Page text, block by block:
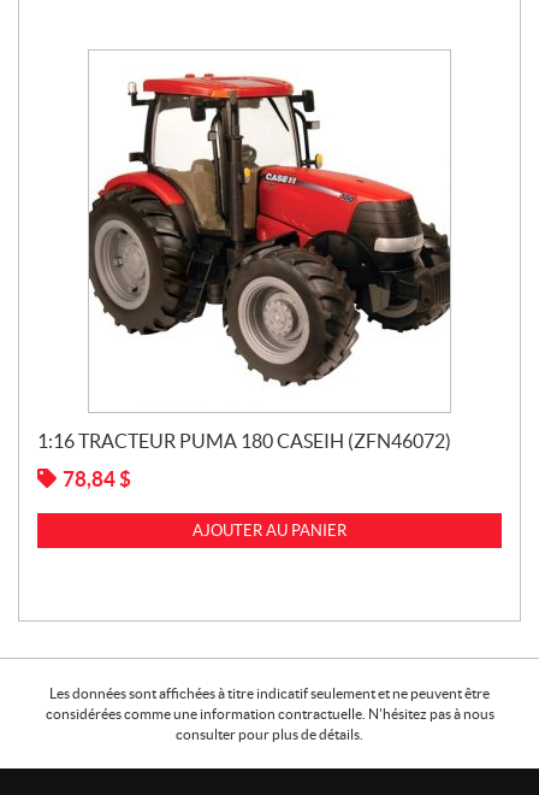
1:16 TRACTEUR PUMA 180 CASEIH (ZFN46072)
78,84 $
AJOUTER AU PANIER
Les données sont affichées à titre indicatif seulement et ne peuvent être
considérées comme une information contractuelle. N'hésitez pas à nous
consulter pour plus de détails.